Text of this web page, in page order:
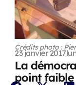
Crédits photo :
23 janvier 2017
La
point faible